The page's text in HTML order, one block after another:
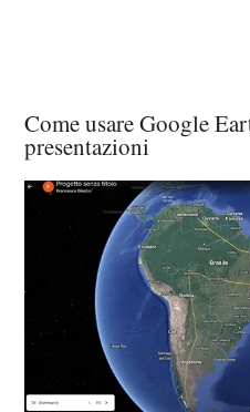
Come usare Google
presentazioni